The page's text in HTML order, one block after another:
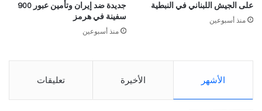
على الجيش اللبناني في النبطية
منذ أسبوعين
جديدة ضد إيران وتأمين عبور 900
سفينة في هرمز
منذ أسبوعين
الأشهر الأخيرة تعليقات